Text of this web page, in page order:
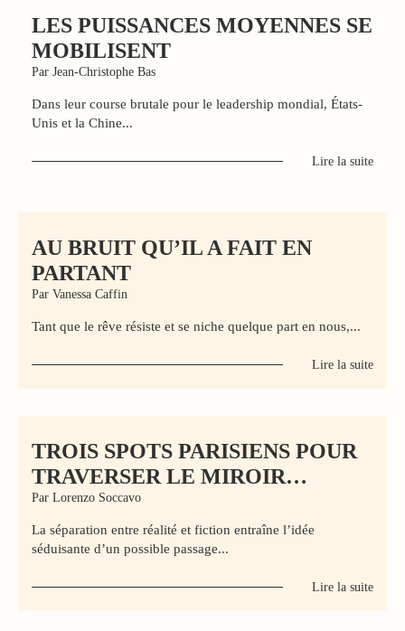
LES PUISSANCES MOYENNES SE
MOBILISENT
Par Jean-Christophe Bas
Dans leur course brutale pour le leadership mondial, États-
Unis et la Chine...
Lire la suite
AU BRUIT QU’IL A FAIT EN
PARTANT
Par Vanessa Caffin
Tant que le rêve résiste et se niche quelque part en nous,...
Lire la suite
TROIS SPOTS PARISIENS POUR
TRAVERSER LE MIROIR…
Par Lorenzo Soccavo
La séparation entre réalité et fiction entraîne l’idée
séduisante d’un possible passage...
Lire la suite